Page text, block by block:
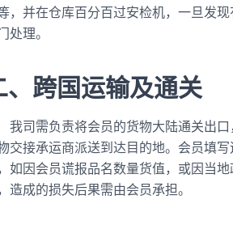
，并在仓库百分百过安检机，一旦发
处理。
、跨国运输及通关
我司需负责将会员的货物大陆通关出
交接承运商派送到达目的地。会员填
如因会员谎报品名数量货值，或因当
造成的损失后果需由会员承担。